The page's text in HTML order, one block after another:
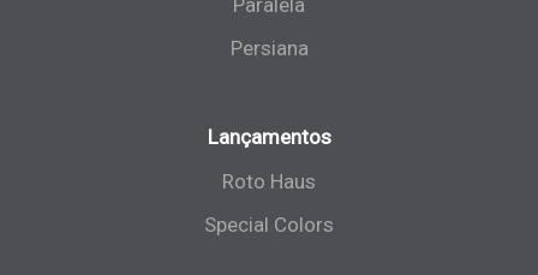
Paralela
Persiana
Lançamentos
Roto Haus
Special Colors